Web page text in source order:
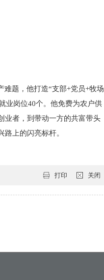
题，他打造“支部+党员+牧场
业岗位40个。他免费为农户供
业者，到带动一方的共富带头
上的闪亮标杆。
打印 关闭